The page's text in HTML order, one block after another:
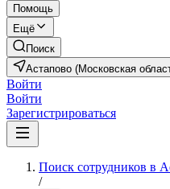
Помощь
Ещё
Поиск
Астапово (Московская
Войти
Войти
Зарегистрироваться
Поиск сотрудников в
/